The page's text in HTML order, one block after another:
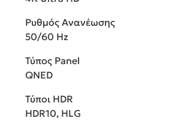
Ρυθμός Ανανέωσης
50/60 Hz
Τύπος Panel
QNED
Τύποι HDR
HDR10, HLG